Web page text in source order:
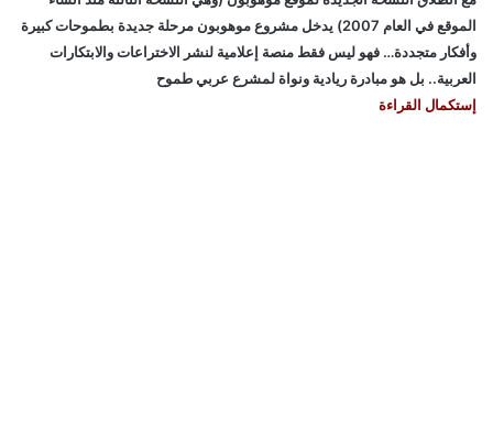
الموقع في العام 2007) يدخل مشروع موهوبون مرحلة جديدة بطموحات كبيرة
وأفكار متجددة… فهو ليس فقط منصة إعلامية لنشر الاختراعات والابتكارات
العربية.. بل هو مبادرة ريادية ونواة لمشرع عربي طموح
إستكمال القراءة